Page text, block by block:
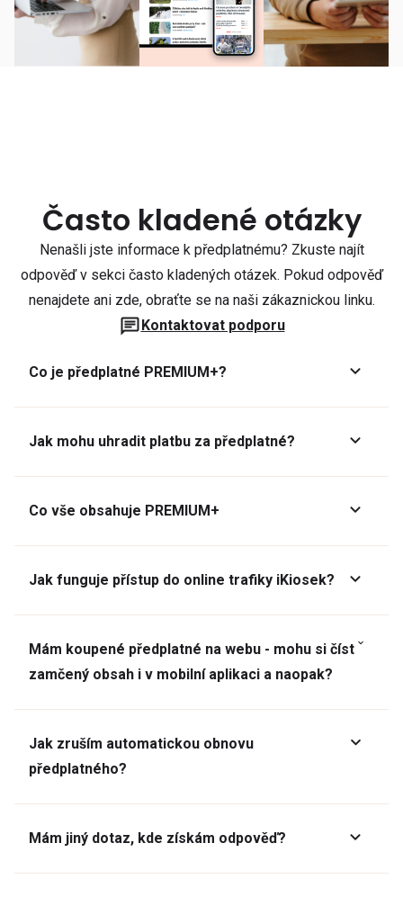
Často kladené otázky
Nenašli jste informace k předplatnému? Zkuste najít
odpověď v sekci často kladených otázek. Pokud odpověď
nenajdete ani zde, obraťte se na naši zákaznickou linku.
Kontaktovat podporu
Co je předplatné PREMIUM+?
Jak mohu uhradit platbu za předplatné?
Co vše obsahuje PREMIUM+
Jak funguje přístup do online trafiky iKiosek?
Mám koupené předplatné na webu - mohu si číst
zamčený obsah i v mobilní aplikaci a naopak?
Jak zruším automatickou obnovu
předplatného?
Mám jiný dotaz, kde získám odpověď?